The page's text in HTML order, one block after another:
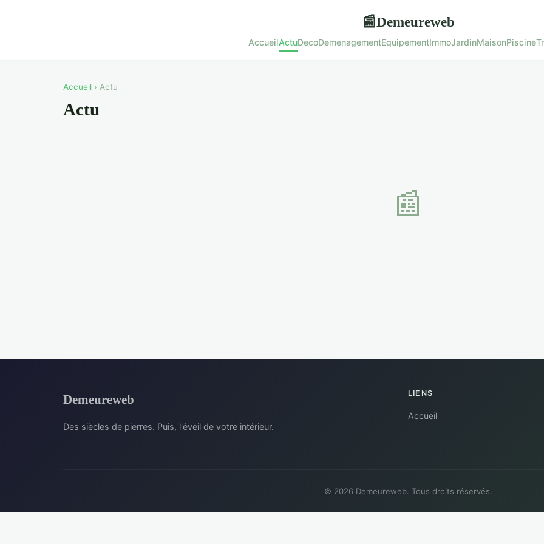
📰Demeureweb
AccueilActuDecoDemenagementEquipementImmoJardinMaisonPiscine
Accueil › Actu
Actu
📰
Demeureweb
Des siècles de pierres. Puis, l'éveil de votre intérieur.
LIENS
Accueil
© 2026 Demeureweb. Tous droits réservés.